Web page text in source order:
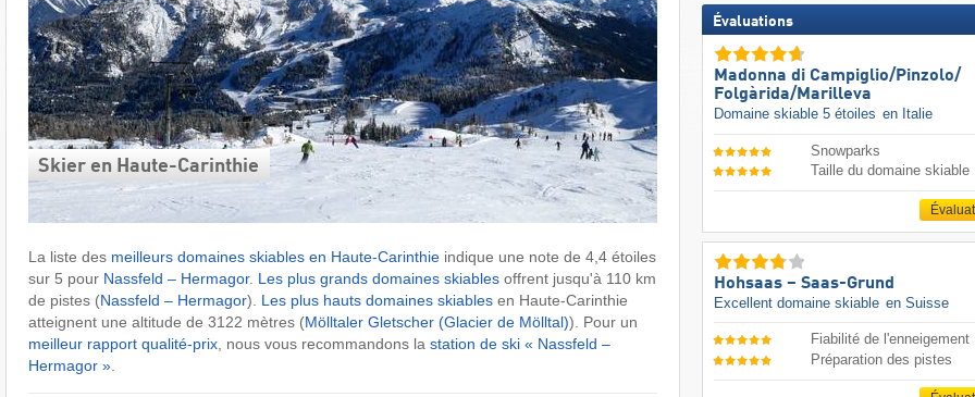
Skier en Haute-Carinthie
La liste des meilleurs domaines skiables en Haute-Carinthie indique une note de 4,4 étoiles
sur 5 pour Nassfeld – Hermagor. Les plus grands domaines skiables offrent jusqu'à 110 km
de pistes (Nassfeld – Hermagor). Les plus hauts domaines skiables en Haute-Carinthie
atteignent une altitude de 3122 mètres (Mölltaler Gletscher (Glacier de Mölltal)). Pour un
meilleur rapport qualité-prix , nous vous recommandons la station de ski « Nassfeld –
Hermagor »
Évaluations
Madonna di Campiglio/​Pinzolo/​
Folgàrida/​Marilleva
Domaine skiable 5 étoiles en Italie
Snowparks
Taille du domaine skiable
Hohsaas – Saas-Grund
Excellent domaine skiable en Suisse
Fiabilité de l'enneigement
Préparation des pistes